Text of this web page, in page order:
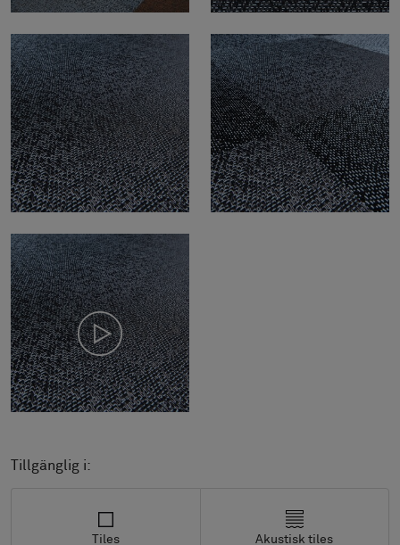
Tillgänglig i:
Tiles Akustisk tiles